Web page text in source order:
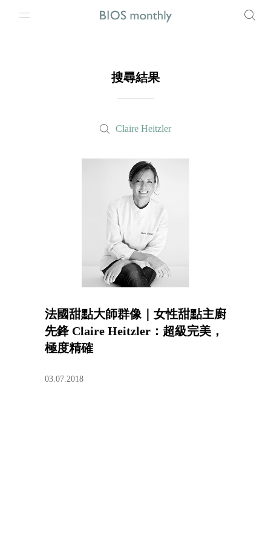
搜尋結果
Claire Heitzler
法國甜點大師群像｜女性甜點主廚
先鋒 Claire Heitzler：超級完美，
極度精確
03.07.2018